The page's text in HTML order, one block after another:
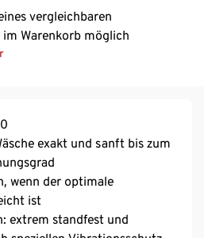
vergleichbaren
Warenkorb möglich
exakt und sanft bis zum
wenn der optimale
ist
extrem standfest und